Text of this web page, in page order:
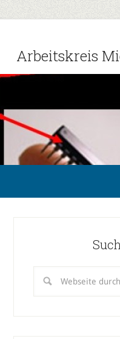
Arbeitskreis